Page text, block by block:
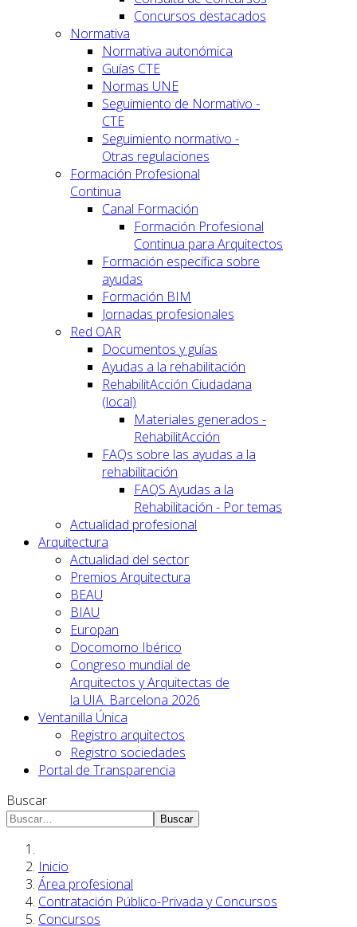
Concursos destacados
Normativa
Normativa autonómica
Guías CTE
Normas UNE
Seguimiento de Normativo -
CTE
Seguimiento normativo -
Otras regulaciones
Formación Profesional
Continua
Canal Formación
Formación Profesional
Continua para Arquitectos
Formación específica sobre
ayudas
Formación BIM
Jornadas profesionales
Red OAR
Documentos y guías
Ayudas a la rehabilitación
RehabilitAcción Ciudadana
(local)
Materiales generados -
RehabilitAcción
FAQs sobre las ayudas a la
rehabilitación
FAQS Ayudas a la
Rehabilitación - Por temas
Actualidad profesional
Arquitectura
Actualidad del sector
Premios Arquitectura
BEAU
BIAU
Europan
Docomomo Ibérico
Congreso mundial de
Arquitectos y Arquitectas de
la UIA. Barcelona 2026
Ventanilla Única
Registro arquitectos
Registro sociedades
Portal de Transparencia
Buscar
Buscar
Inicio
Área profesional
Contratación Público-Privada y Concursos
Concursos